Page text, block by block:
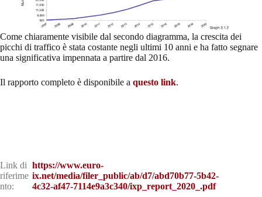
Come chiaramente visibile dal secondo diagramma, la crescita dei
picchi di traffico è stata costante negli ultimi 10 anni e ha fatto segnare
una significativa impennata a partire dal 2016.
Il rapporto completo è disponibile a questo link.
Link di
riferime
nto:
https://www.euro-
ix.net/media/filer_public/ab/d7/abd70b77-5b42-
4c32-af47-7114e9a3c340/ixp_report_2020_.pdf